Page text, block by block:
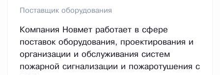
Поставщик оборудования
Компания Новмет работает в сфере
поставок оборудования, проектирования и
организации и обслуживания систем
пожарной сигнализации и пожаротушения с